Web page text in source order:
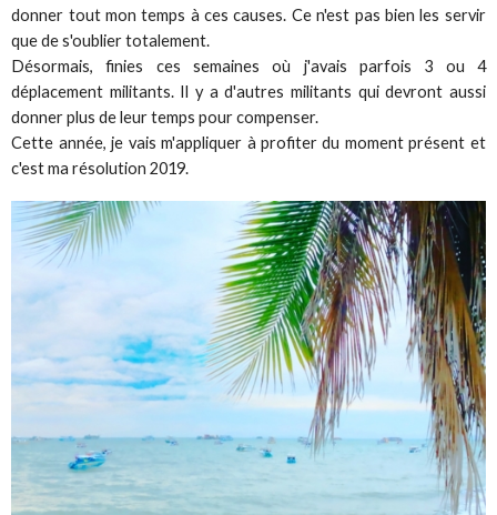
donner tout mon temps à ces causes. Ce n'est pas bien les servir
que de s'oublier totalement.
Désormais, finies ces semaines où j'avais parfois 3 ou 4
déplacement militants. Il y a d'autres militants qui devront aussi
donner plus de leur temps pour compenser.
Cette année, je vais m'appliquer à profiter du moment présent et
c'est ma résolution 2019.